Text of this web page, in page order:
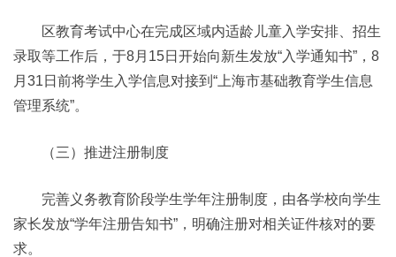
区教育考试中心在完成区域内适龄儿童入学安排、招生
录取等工作后，于8月15日开始向新生发放“入学通知书”，8
月31日前将学生入学信息对接到“上海市基础教育学生信息
管理系统”。
（三）推进注册制度
完善义务教育阶段学生学年注册制度，由各学校向学生
家长发放“学年注册告知书”，明确注册对相关证件核对的要
求。